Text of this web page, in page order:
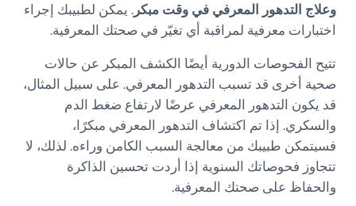
وعلاج التدهور المعرفي في وقت مبكر . يمكن لطبيبك إجراء
اختبارات معرفية لمراقبة أي تغيّر في صحتك المعرفية.
تتيح الفحوصات الدورية أيضًا الكشف المبكر عن حالات
صحية أخرى قد تسبب التدهور المعرفي. على سبيل المثال،
قد يكون التدهور المعرفي عرضًا لارتفاع ضغط الدم
والسكري. إذا تم اكتشاف التدهور المعرفي مبكرًا،
فسيتمكن طبيبك من معالجة السبب الكامن وراءه. لذلك، لا
تتجاوز فحوصاتك السنوية إذا أردت تحسين الذاكرة
والحفاظ على صحتك المعرفية.